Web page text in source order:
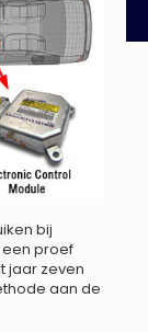
bij
een proef
jaar zeven
aan de